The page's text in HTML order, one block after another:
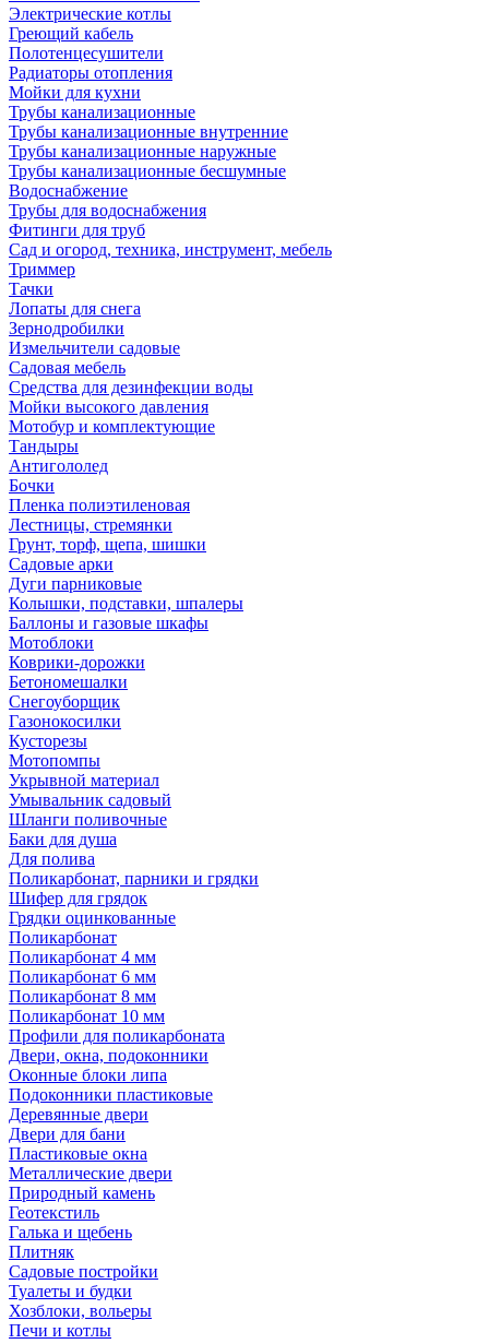
Электрические котлы
Греющий кабель
Полотенцесушители
Радиаторы отопления
Мойки для кухни
Трубы канализационные
Трубы канализационные внутренние
Трубы канализационные наружные
Трубы канализационные бесшумные
Водоснабжение
Трубы для водоснабжения
Фитинги для труб
Сад и огород, техника, инструмент, мебель
Триммер
Тачки
Лопаты для снега
Зернодробилки
Измельчители садовые
Садовая мебель
Средства для дезинфекции воды
Мойки высокого давления
Мотобур и комплектующие
Тандыры
Антигололед
Бочки
Пленка полиэтиленовая
Лестницы, стремянки
Грунт, торф, щепа, шишки
Садовые арки
Дуги парниковые
Колышки, подставки, шпалеры
Баллоны и газовые шкафы
Мотоблоки
Коврики-дорожки
Бетономешалки
Снегоуборщик
Газонокосилки
Кусторезы
Мотопомпы
Укрывной материал
Умывальник садовый
Шланги поливочные
Баки для душа
Для полива
Поликарбонат, парники и грядки
Шифер для грядок
Грядки оцинкованные
Поликарбонат
Поликарбонат 4 мм
Поликарбонат 6 мм
Поликарбонат 8 мм
Поликарбонат 10 мм
Профили для поликарбоната
Двери, окна, подоконники
Оконные блоки липа
Подоконники пластиковые
Деревянные двери
Двери для бани
Пластиковые окна
Металлические двери
Природный камень
Геотекстиль
Галька и щебень
Плитняк
Садовые постройки
Туалеты и будки
Хозблоки, вольеры
Печи и котлы